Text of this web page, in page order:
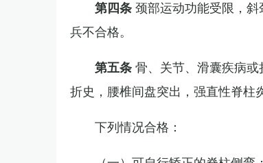
第四条颈部运动功能受限，
兵不合格。
第五条骨、关节、滑囊疾病
折史，腰椎间盘突出，强直性脊柱
下列情况合格：